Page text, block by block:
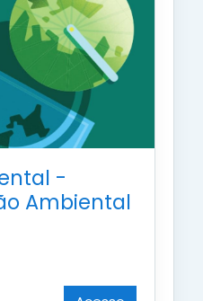
-
Ambiental